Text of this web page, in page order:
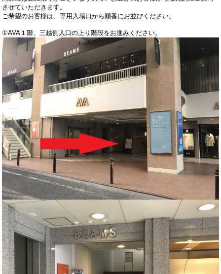
させていただきます。
ご希望のお客様は、専用入場口から順番にお並びください。
①AVA１階、三越側入口の上り階段をお進みください。